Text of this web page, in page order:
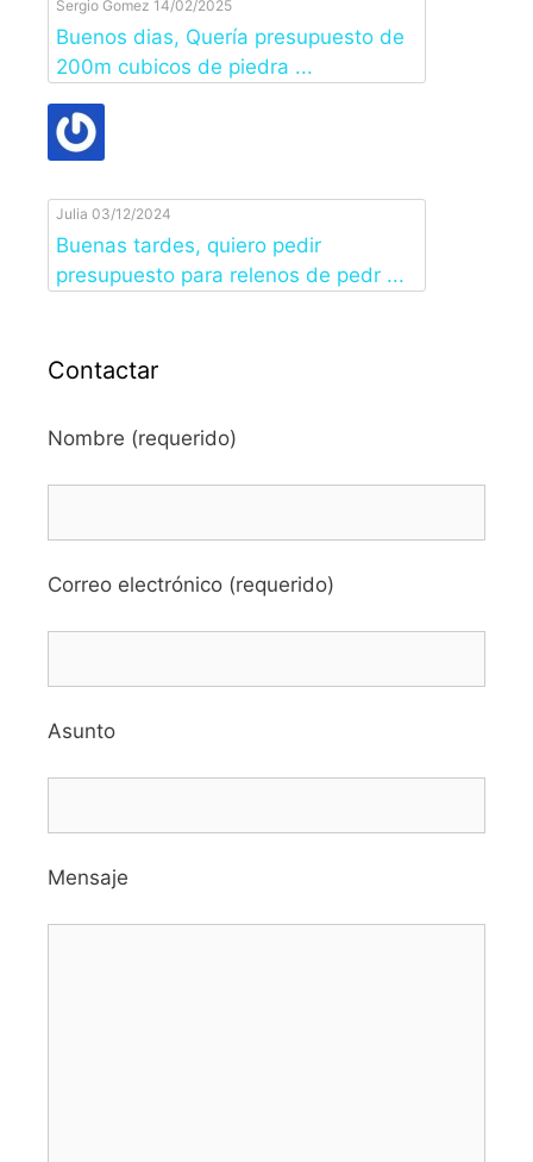
Sergio Gomez 14/02/2025
Buenos dias, Quería presupuesto de
200m cubicos de piedra ...
Julia 03/12/2024
Buenas tardes, quiero pedir
presupuesto para relenos de pedr ...
Contactar
Nombre (requerido)
Correo electrónico (requerido)
Asunto
Mensaje